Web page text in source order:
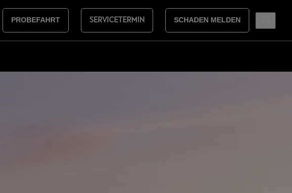
PROBEFAHRT SERVICETERMIN SCHADEN MELDEN